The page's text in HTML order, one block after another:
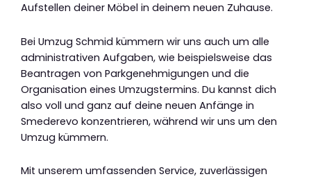
Aufstellen deiner Möbel in deinem neuen Zuhause.
Bei Umzug Schmid kümmern wir uns auch um alle
administrativen Aufgaben, wie beispielsweise das
Beantragen von Parkgenehmigungen und die
Organisation eines Umzugstermins. Du kannst dich
also voll und ganz auf deine neuen Anfänge in
Smederevo konzentrieren, während wir uns um den
Umzug kümmern.
Mit unserem umfassenden Service, zuverlässigen